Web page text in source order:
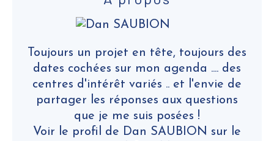
Toujours un projet en tête, toujours des
dates cochées sur mon agenda .... des
centres d'intérêt variés .. et l'envie de
partager les réponses aux questions
que je me suis posées !
Voir le profil de Dan SAUBION sur le